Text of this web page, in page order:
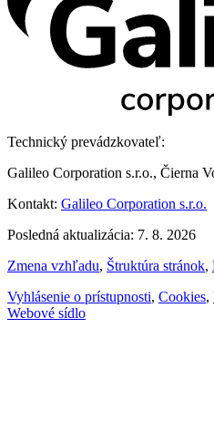
Technický prevádzkovateľ:
Galileo Corporation s.r.o., Čierna
Kontakt: Galileo Corporation s.r.o.
Posledná aktualizácia: 7. 8. 2026
Zmena vzhľadu, Štruktúra stránok,
Vyhlásenie o prístupnosti, Cookies,
Webové sídlo